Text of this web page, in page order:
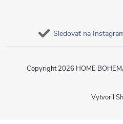
Sledovať na
Vytvoril
Copyright 2026 HOME